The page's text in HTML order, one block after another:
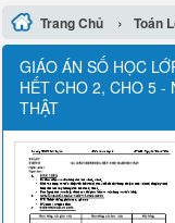
Trang Chủ › Toán
GIÁO ÁN SỐ HỌC
HẾT CHO 2, CHO 5 -
THẬT